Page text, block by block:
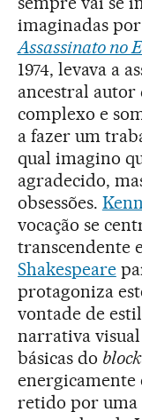
imaginadas
Assassinato no
1974, levava a
ancestral autor
complexo e
a fazer um
qual imagino
agradecido,
obsessões.
vocação se
transcendente
Shakespeare
protagoniza
vontade de
narrativa visual
básicas do
energicamente
retido por uma